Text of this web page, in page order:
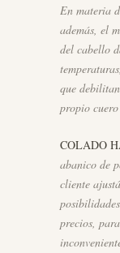
En materia
además, el
del cabello
que
propio
COLADO
abanico de
cliente
precios,